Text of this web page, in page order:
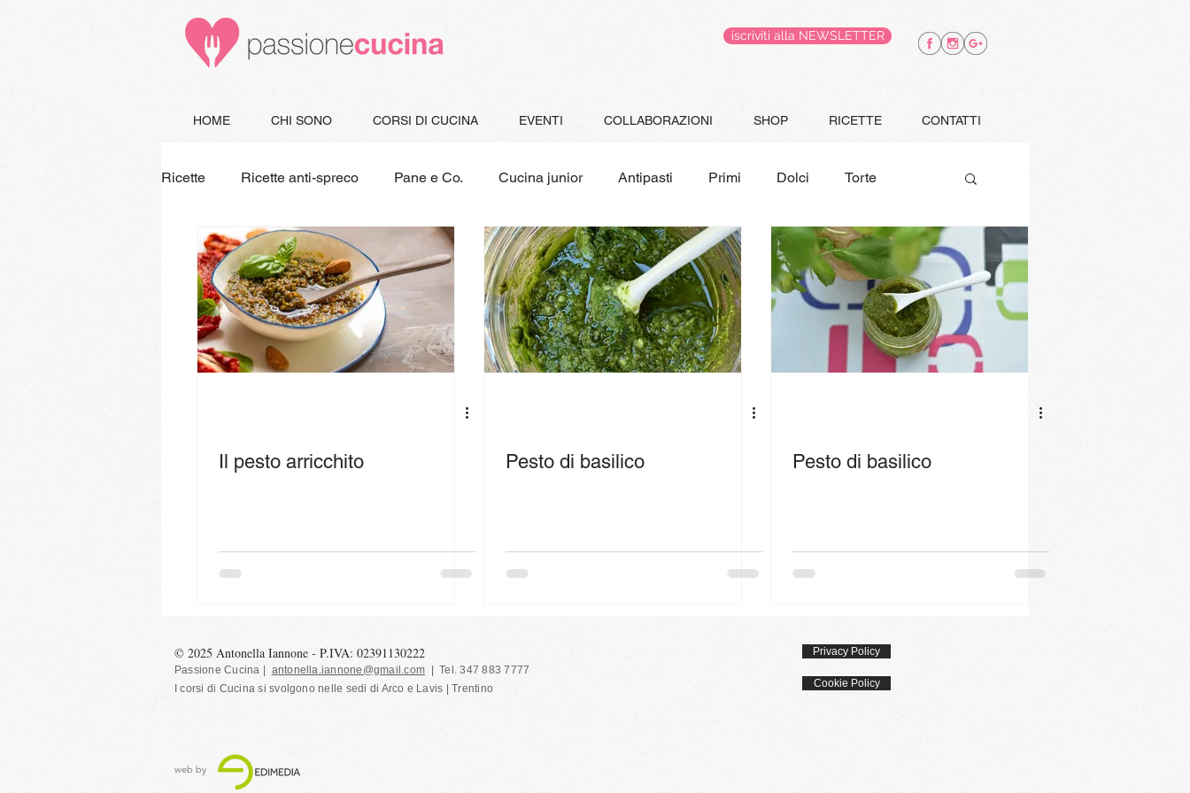
iscriviti alla NEWSLETTER
HOME CHI SONO CORSI DI CUCINA EVENTI COLLABORAZIONI SHOP RICETTE CONTATTI
Ricette Ricette anti-spreco Pane e Co. Cucina junior Antipasti Primi Dolci Torte
Minestre e Zuppe Secondi Gluten Free Le pappe di Jacopo Speciale Natale Finger food
Piatti unici Vegetariane
Il pesto arricchito Pesto di basilico Pesto di basilico
© 2025 Antonella Iannone - P.IVA: 02391130222
Passione Cucina | antonella.iannone@gmail.com | Tel. 347 883 7777
I corsi di Cucina si svolgono nelle sedi di Arco e Lavis | Trentino
web by
Privacy Policy
Cookie Policy